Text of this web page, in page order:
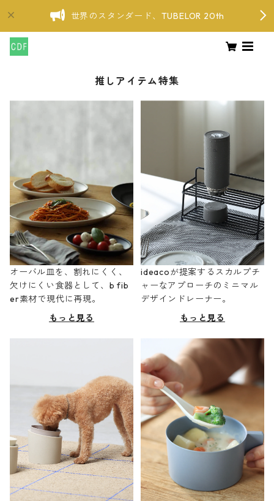
世界のスタンダード、TUBELOR 20th
推しアイテム特集
オーバル皿を、割れにくく、
欠けにくい食器として、b fib
er素材で現代に再現。
もっと見る
ideacoが提案するスカルプチ
ャーなアプローチのミニマル
デザインドレーナー。
もっと見る